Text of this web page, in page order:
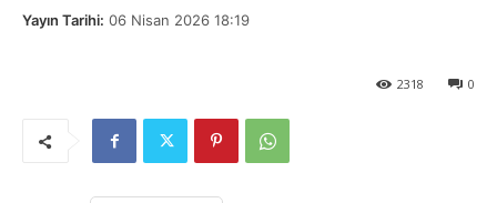
Yayın Tarihi: 06 Nisan 2026 18:19
0
2318